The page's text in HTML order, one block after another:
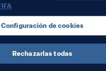
Russia
Configuración de cookies
Rechazarlas todas